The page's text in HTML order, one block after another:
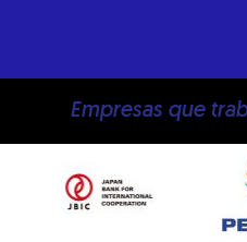
Empresas que